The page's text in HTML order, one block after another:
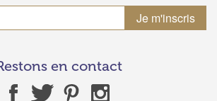
en contact